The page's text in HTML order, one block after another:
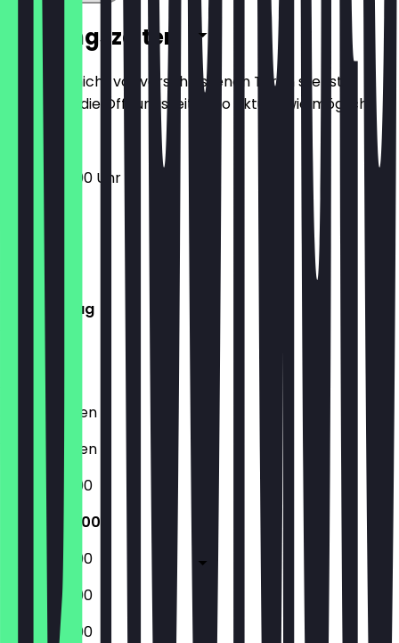
Öffnungszeiten
Damit du nicht vor verschlossenen Türen stehst,
halten wir die Öffnungszeiten so aktuell wie möglich.
17:00 - 22:00 Uhr
Montag
Dienstag
Donnerstag
Freitag
Samstag
Sonntag
Geschlossen
Geschlossen
17:00 - 22:00
17:00 - 22:00
17:00 - 22:00
17:00 - 22:00
17:00 - 22:00